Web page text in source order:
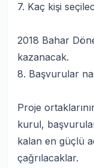
7. Kaç kişi
2018 Bahar
kazanacak.
8. Başvurular
Proje
kurul,
kalan en güçlü
çağrılacaklar.